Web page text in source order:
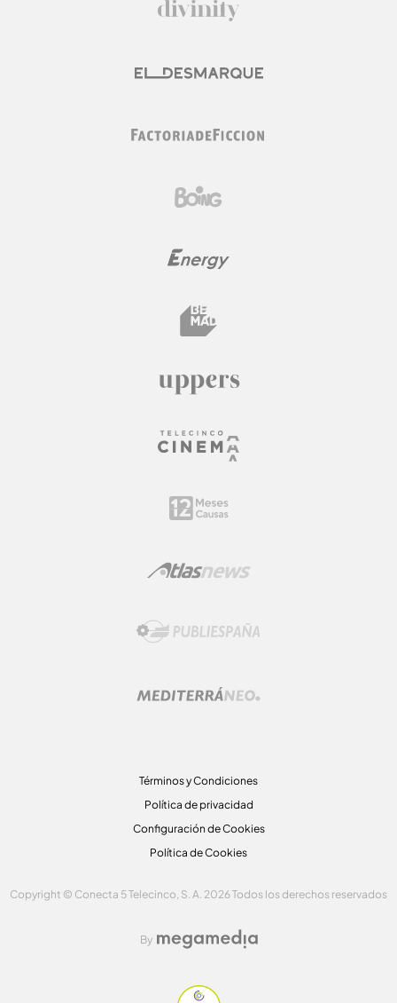
Términos y Condiciones
Política de privacidad
Configuración de Cookies
Política de Cookies
Copyright © Conecta 5 Telecinco, S. A. 2026 Todos los derechos reservados
By